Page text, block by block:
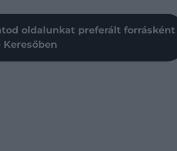
oldalunkat preferált forrásként
Keresőben